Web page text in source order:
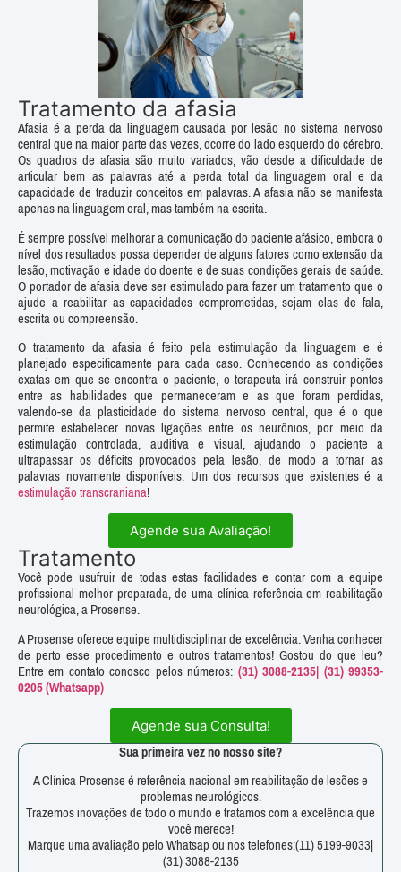
Tratamento da afasia
Afasia é a perda da linguagem causada por lesão no sistema nervoso
central que na maior parte das vezes, ocorre do lado esquerdo do cérebro.
Os quadros de afasia são muito variados, vão desde a dificuldade de
articular bem as palavras até a perda total da linguagem oral e da
capacidade de traduzir conceitos em palavras. A afasia não se manifesta
apenas na linguagem oral, mas também na escrita.
É sempre possível melhorar a comunicação do paciente afásico, embora o
nível dos resultados possa depender de alguns fatores como extensão da
lesão, motivação e idade do doente e de suas condições gerais de saúde.
O portador de afasia deve ser estimulado para fazer um tratamento que o
ajude a reabilitar as capacidades comprometidas, sejam elas de fala,
escrita ou compreensão.
O tratamento da afasia é feito pela estimulação da linguagem e é
planejado especificamente para cada caso. Conhecendo as condições
exatas em que se encontra o paciente, o terapeuta irá construir pontes
entre as habilidades que permaneceram e as que foram perdidas,
valendo-se da plasticidade do sistema nervoso central, que é o que
permite estabelecer novas ligações entre os neurônios, por meio da
estimulação controlada, auditiva e visual, ajudando o paciente a
ultrapassar os déficits provocados pela lesão, de modo a tornar as
palavras novamente disponíveis. Um dos recursos que existentes é a
estimulação transcraniana!
Agende sua Avaliação!
Tratamento
Você pode usufruir de todas estas facilidades e contar com a equipe
profissional melhor preparada, de uma clínica referência em reabilitação
neurológica, a Prosense.
A Prosense oferece equipe multidisciplinar de excelência. Venha conhecer
de perto esse procedimento e outros tratamentos! Gostou do que leu?
Entre em contato conosco pelos números: (31) 3088-2135| (31) 99353-
0205(Whatsapp)
Agende sua Consulta!
Sua primeira vez no nosso site?
A Clínica Prosense é referência nacional em reabilitação de lesões e
problemas neurológicos.
Trazemos inovações de todo o mundo e tratamos com a excelência que
você merece!
Marque uma avaliação pelo Whatsap ou nos telefones:(11) 5199-9033|
(31) 3088-2135